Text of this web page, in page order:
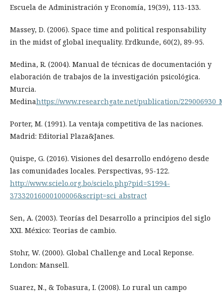
Escuela de Administración y Economía, 19(39), 113-133.
Massey, D. (2006). Space time and political responsability
in the midst of global inequality. Erdkunde, 60(2), 89-95.
Medina, R. (2004). Manual de técnicas de documentación y
elaboración de trabajos de la investigación psicológica.
Murcia.
Medinahttps://www.researchgate.net/publication/
Porter, M. (1991). La ventaja competitiva de las naciones.
Madrid: Editorial Plaza&Janes.
Quispe, G. (2016). Visiones del desarrollo endógeno desde
las comunidades locales. Perspectivas, 95-122.
http://www.scielo.org.bo/scielo.php?pid=S1994-
37332016000100006&script=sci_abstract
Sen, A. (2003). Teorías del Desarrollo a principios del siglo
XXI. México: Teorias de cambio.
Stohr, W. (2000). Global Challenge and Local Reponse.
London: Mansell.
Suarez, N., & Tobasura, I. (2008). Lo rural un campo